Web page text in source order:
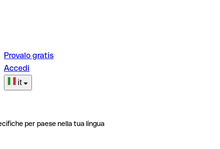
Provalo gratis
Accedi
it
per paese nella tua lingua